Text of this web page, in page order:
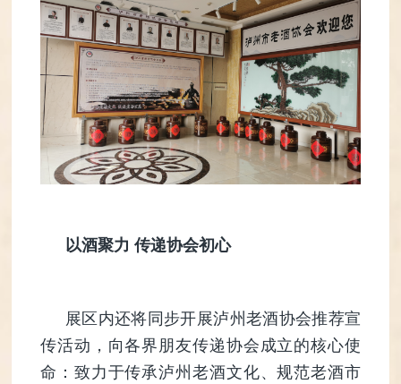
以酒聚力 传递协会初心
展区内还将同步开展泸州老酒协会推荐宣
传活动，向各界朋友传递协会成立的核心使
命：致力于传承泸州老酒文化、规范老酒市